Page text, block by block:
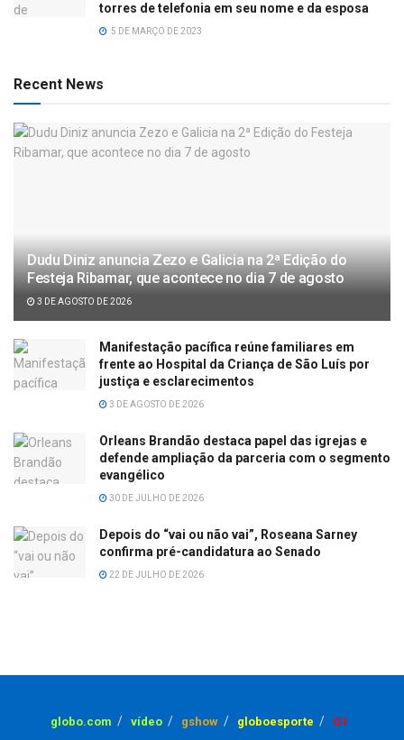
torres de telefonia em seu nome e da esposa
5 DE MARÇO DE 2023
Recent News
Dudu Diniz anuncia Zezo e Galicia na 2ª Edição do
Festeja Ribamar, que acontece no dia 7 de agosto
3 DE AGOSTO DE 2026
Manifestação pacífica reúne familiares em
frente ao Hospital da Criança de São Luís por
justiça e esclarecimentos
3 DE AGOSTO DE 2026
Orleans Brandão destaca papel das igrejas e
defende ampliação da parceria com o segmento
evangélico
30 DE JULHO DE 2026
Depois do “vai ou não vai”, Roseana Sarney
confirma pré-candidatura ao Senado
22 DE JULHO DE 2026
globo.com vídeo gshow globoesporte G1